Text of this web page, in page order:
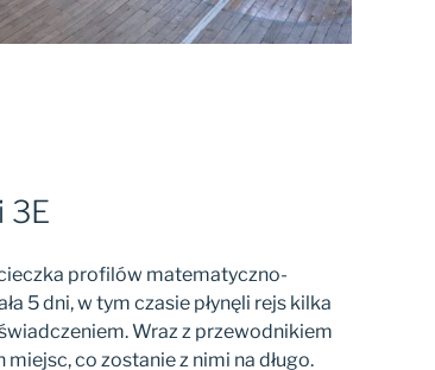
3E
profilów matematyczno-
5 dni, w tym czasie płynęli rejs kilka
Wraz z przewodnikiem
co zostanie z nimi na długo.